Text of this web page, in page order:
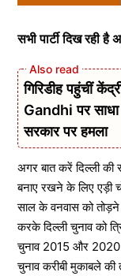
सभी पार्टी दिख रही है
गिरिडीह पहुंचीं
Gandhi पर
सरकार पर हमला
अगर बात करें दिल्ली की
बनाए रखने के लिए एड़ी
साल के वनवास को तोड़ने
करके दिल्ली चुनाव को
चुनाव 2015 और 2020
चुनाव करीबी मुकाबले की